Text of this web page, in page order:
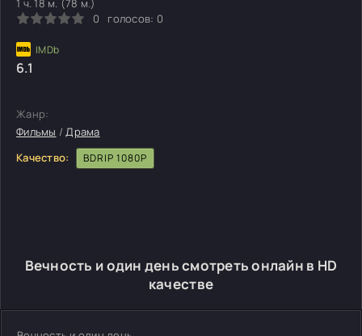
1 ч. 18 м. (78 м.)
0
голосов: 0
6.1
Жанр:
Фильмы /Драма
Качество:
BDRIP 1080P
Вечность и один день смотреть онлайн в HD
качестве